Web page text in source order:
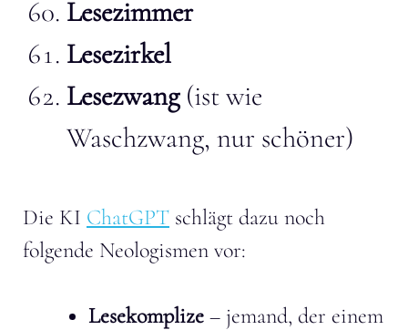
Lesezimmer
Lesezirkel
Lesezwang(ist wie
Waschzwang, nur schöner)
Die KI ChatGPT schlägt dazu noch
folgende Neologismen vor:
Lesekomplize – jemand, der einem